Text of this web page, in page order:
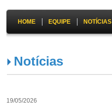
HOME EQUIPE NOTÍCIAS
Notícias
19/05/2026